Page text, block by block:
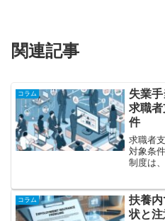
関連記事
コラム
失業
求職
件
求職者
対象条
制度は
となっ
です。
コラム
扶養
状と注